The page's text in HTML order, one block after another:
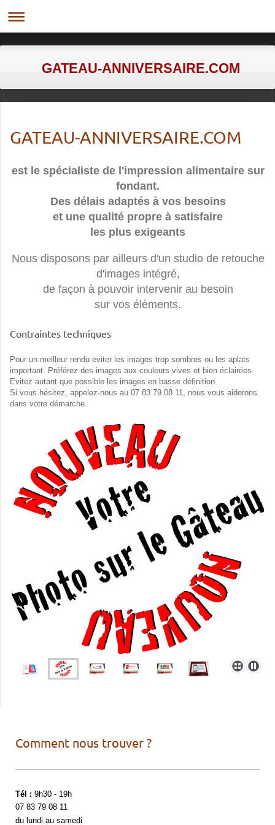
GATEAU-ANNIVERSAIRE.COM
GATEAU-ANNIVERSAIRE.COM
est le spécialiste de l'impression alimentaire sur
fondant.
Des délais adaptés à vos besoins
et une qualité propre à satisfaire
les plus exigeants
Nous disposons par ailleurs d'un studio de retouche
d'images intégré,
de façon à pouvoir intervenir au besoin
sur vos éléments.
Contraintes techniques
Pour un meilleur rendu eviter les images trop sombres ou les aplats
important. Préférez des images aux couleurs vives et bien éclairées.
Evitez autant que possible les images en basse définition.
Si vous hésitez, appelez-nous au 07 83 79 08 11, nous vous aiderons
dans votre démarche.
Comment nous trouver ?
Tél : 9h30 - 19h
07 83 79 08 11
du lundi au samedi